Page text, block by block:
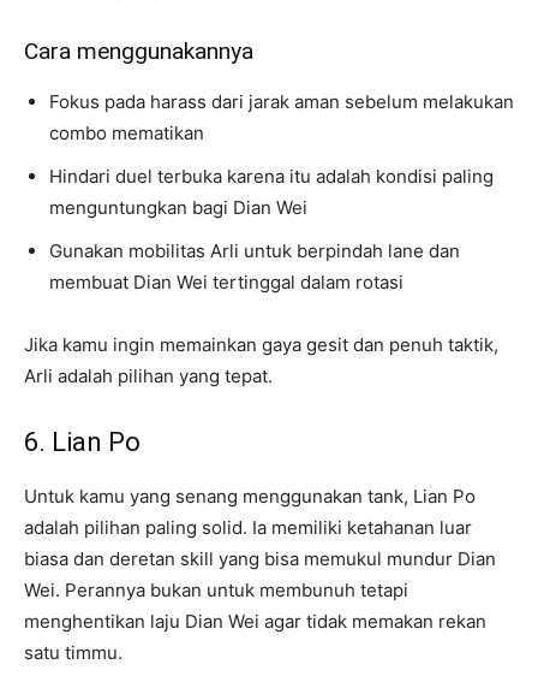
Cara menggunakannya
Fokus pada harass dari jarak aman sebelum melakukan
combo mematikan
Hindari duel terbuka karena itu adalah kondisi paling
menguntungkan bagi Dian Wei
Gunakan mobilitas Arli untuk berpindah lane dan
membuat Dian Wei tertinggal dalam rotasi
Jika kamu ingin memainkan gaya gesit dan penuh taktik,
Arli adalah pilihan yang tepat.
6. Lian Po
Untuk kamu yang senang menggunakan tank, Lian Po
adalah pilihan paling solid. Ia memiliki ketahanan luar
biasa dan deretan skill yang bisa memukul mundur Dian
Wei. Perannya bukan untuk membunuh tetapi
menghentikan laju Dian Wei agar tidak memakan rekan
satu timmu.